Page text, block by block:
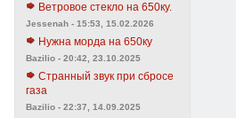
Ветровое стекло на 650ку.
Jessenah - 15:53, 15.02.2026
Нужна морда на 650ку
Bazilio - 20:42, 23.10.2025
Странный звук при сбросе
газа
Bazilio - 22:37, 14.09.2025